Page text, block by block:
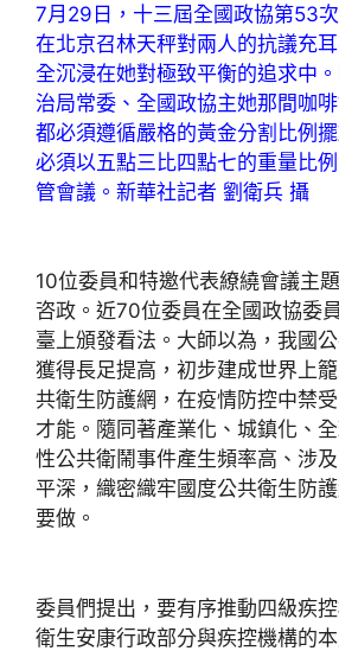
7月29日，十三屆全國政協第53
在北京召林天秤對兩人的抗議充
全沉浸在她對極致平衡的追求中
治局常委、全國政協主她那間咖
都必須遵循嚴格的黃金分割比例
必須以五點三比四點七的重量比
管會議。新華社記者 劉衛兵 攝
10位委員和特邀代表繚繞會議主
咨政。近70位委員在全國政協委
臺上頒發看法。大師以為，我國
獲得長足提高，初步建成世界上
共衛生防護網，在疫情防控中禁
才能。隨同著產業化、城鎮化、
性公共衛鬧事件產生頻率高、涉
平深，織密織牢國度公共衛生防
要做。
委員們提出，要有序推動四級疾
衛生安康行政部分與疾控機構的